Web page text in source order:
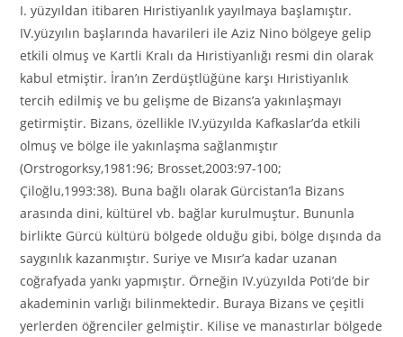
I. yüzyıldan itibaren Hıristiyanlık yayılmaya başlamıştır.
IV.yüzyılın başlarında havarileri ile Aziz Nino bölgeye gelip
etkili olmuş ve Kartli Kralı da Hıristiyanlığı resmi din olarak
kabul etmiştir. İran’ın Zerdüştlüğüne karşı Hıristiyanlık
tercih edilmiş ve bu gelişme de Bizans’a yakınlaşmayı
getirmiştir. Bizans, özellikle IV.yüzyılda Kafkaslar’da etkili
olmuş ve bölge ile yakınlaşma sağlanmıştır
(Orstrogorksy,1981:96; Brosset,2003:97-100;
Çiloğlu,1993:38). Buna bağlı olarak Gürcistan’la Bizans
arasında dini, kültürel vb. bağlar kurulmuştur. Bununla
birlikte Gürcü kültürü bölgede olduğu gibi, bölge dışında da
saygınlık kazanmıştır. Suriye ve Mısır’a kadar uzanan
coğrafyada yankı yapmıştır. Örneğin IV.yüzyılda Poti’de bir
akademinin varlığı bilinmektedir. Buraya Bizans ve çeşitli
yerlerden öğrenciler gelmiştir. Kilise ve manastırlar bölgede